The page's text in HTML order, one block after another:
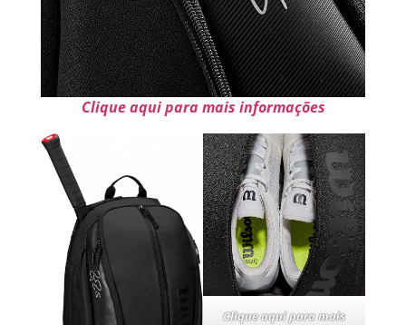
Clique aqui para mais informações
Clique aqui para mais